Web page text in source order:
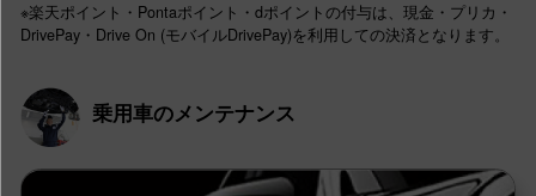
※楽天ポイント・Pontaポイント・dポイントの付与は、現金・プリカ・
DrivePay・Drive On (モバイルDrivePay)を利用しての決済となります。
乗用車のメンテナンス